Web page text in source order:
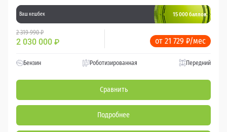
Ваш кешбек 15 000 баллов
2 319 990 ₽
2 030 000 ₽ от 21 729 ₽/мес
Бензин Роботизированная Передний
Сравнить
Подробнее